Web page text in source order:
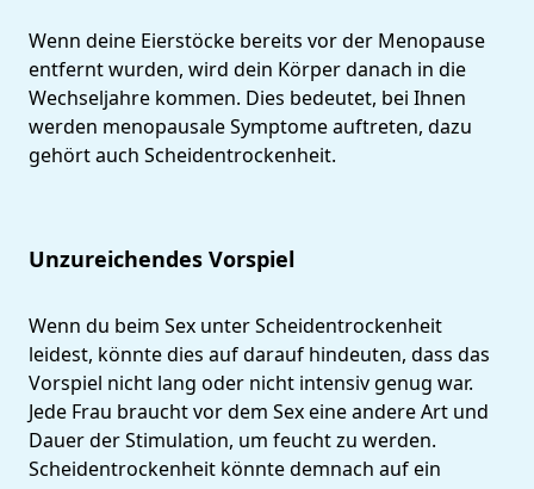
Wenn deine Eierstöcke bereits vor der Menopause
entfernt wurden, wird dein Körper danach in die
Wechseljahre kommen. Dies bedeutet, bei Ihnen
werden menopausale Symptome auftreten, dazu
gehört auch Scheidentrockenheit.
Unzureichendes Vorspiel
Wenn du beim Sex unter Scheidentrockenheit
leidest, könnte dies auf darauf hindeuten, dass das
Vorspiel nicht lang oder nicht intensiv genug war.
Jede Frau braucht vor dem Sex eine andere Art und
Dauer der Stimulation, um feucht zu werden.
Scheidentrockenheit könnte demnach auf ein